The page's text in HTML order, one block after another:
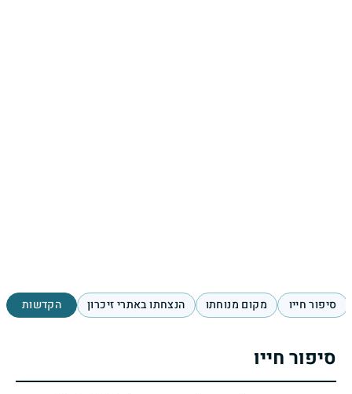
סיפור חייו מקום מנוחתו הנצחתו באתרי זיכרון הקדשות
סיפור חייו